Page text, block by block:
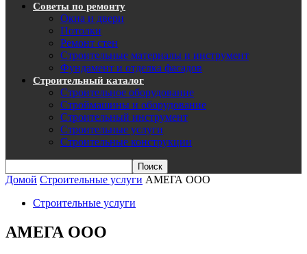
Советы по ремонту
Окна и двери
Потолки
Ремонт стен
Строительные материалы и инструмент
Фундамент и отделка фасадов
Строительный каталог
Строительное оборудование
Строймашины и оборудование
Строительный инструмент
Строительные услуги
Строительные конструкции
Домой Строительные услуги АМЕГА ООО
Строительные услуги
АМЕГА ООО